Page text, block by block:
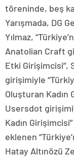
töreninde, beş
Yarışmada, DG
Yılmaz,
Anatolian Craft
Etki Girişimcisi”,
girişimiyle
Oluşturan Kadın
Usersdot
Kadın
eklenen
Hatay Altınözü